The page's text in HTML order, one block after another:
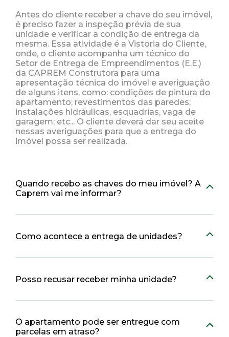
Antes do cliente receber a chave do seu imóvel,
é preciso fazer a inspeção prévia de sua
unidade e verificar a condição de entrega da
mesma. Essa atividade é a Vistoria do Cliente,
onde, o cliente acompanha um técnico do
Setor de Entrega de Empreendimentos (E.E.)
da CAPREM Construtora para uma
apresentação técnica do imóvel e averiguação
de alguns itens, como: condições de pintura do
apartamento; revestimentos das paredes;
instalações hidráulicas, esquadrias, vaga de
garagem; etc... O cliente deverá dar seu aceite
nessas averiguações para que a entrega do
imóvel possa ser realizada.
Quando recebo as chaves do meu imóvel? A
Caprem vai me informar?
Como acontece a entrega de unidades?
Posso recusar receber minha unidade?
O apartamento pode ser entregue com
parcelas em atraso?